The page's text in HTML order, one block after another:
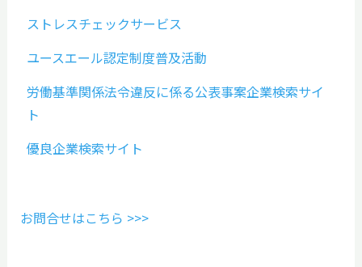
ストレスチェックサービス
ユースエール認定制度普及活動
労働基準関係法令違反に係る公表事案企業検索サイ
ト
優良企業検索サイト
お問合せはこちら >>>